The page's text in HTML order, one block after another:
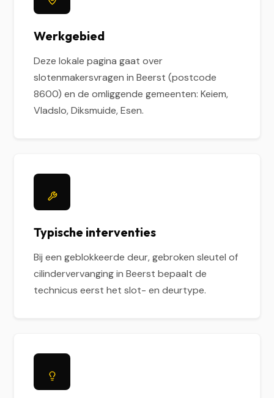
Werkgebied
Deze lokale pagina gaat over
slotenmakersvragen in Beerst (postcode
8600) en de omliggende gemeenten: Keiem,
Vladslo, Diksmuide, Esen.
Typische interventies
Bij een geblokkeerde deur, gebroken sleutel of
cilindervervanging in Beerst bepaalt de
technicus eerst het slot- en deurtype.